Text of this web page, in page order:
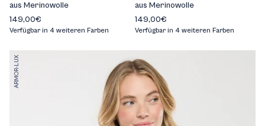
aus Merinowolle
Verfügbar in 4 weiteren Farben
149,00€
aus Merinowolle
Verfügbar in 4 weiteren Farben
149,00€
ARMOR-LUX